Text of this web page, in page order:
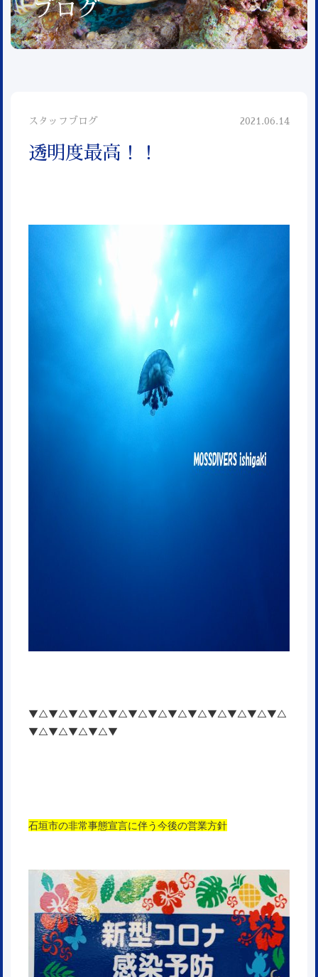
ブログ
スタッフブログ 2021.06.14
透明度最高！！
▼△▼△▼△▼△▼△▼△▼△▼△▼△▼△▼△▼△▼△
▼△▼△▼△▼△▼
石垣市の非常事態宣言に伴う今後の営業方針